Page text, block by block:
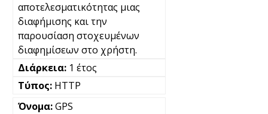
αποτελεσματικότητας μιας
διαφήμισης και την
παρουσίαση στοχευμένων
διαφημίσεων στο χρήστη.
1 έτος
HTTP
GPS